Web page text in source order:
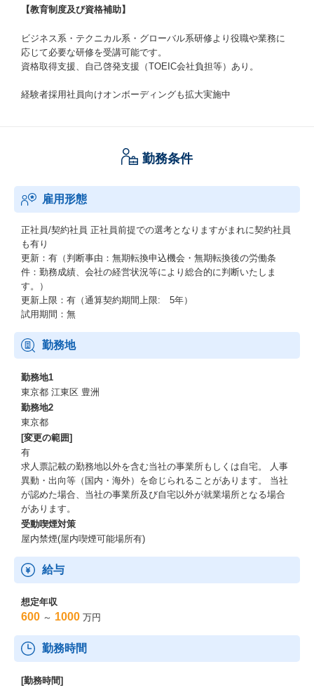
【教育制度及び資格補助】
ビジネス系・テクニカル系・グローバル系研修より役職や業務に
応じて必要な研修を受講可能です。
資格取得支援、自己啓発支援（TOEIC会社負担等）あり。
経験者採用社員向けオンボーディングも拡大実施中
勤務条件
雇用形態
正社員/契約社員 正社員前提での選考となりますがまれに契約社員
も有り
更新：有（判断事由：無期転換申込機会・無期転換後の労働条
件：勤務成績、会社の経営状況等により総合的に判断いたしま
す。）
更新上限：有（通算契約期間上限: 5年）
試用期間：無
勤務地
勤務地1
東京都 江東区 豊洲
勤務地2
東京都
[変更の範囲]
有
求人票記載の勤務地以外を含む当社の事業所もしくは自宅。 人事
異動・出向等（国内・海外）を命じられることがあります。 当社
が認めた場合、当社の事業所及び自宅以外が就業場所となる場合
があります。
受動喫煙対策
屋内禁煙(屋内喫煙可能場所有)
給与
想定年収
600 ～ 1000 万円
勤務時間
[勤務時間]